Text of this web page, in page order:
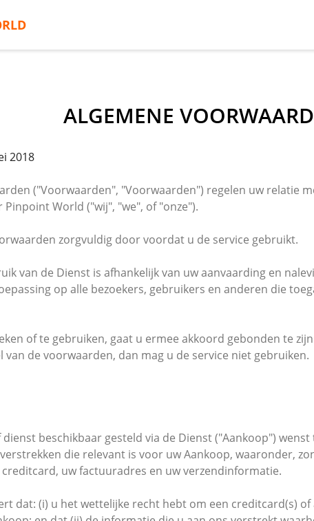
ALGEMENE
2018
("Voorwaarden", "Voorwaarden") regelen uw relatie
World ("wij", "we", of "onze").
zorgvuldig door voordat u de service gebruikt.
van de Dienst is afhankelijk van uw aanvaarding en
op alle bezoekers, gebruikers en anderen die
of te gebruiken, gaat u ermee akkoord gebonden te
van de voorwaarden, dan mag u de service niet gebruiken.
beschikbaar gesteld via de Dienst ("Aankoop")
die relevant is voor uw Aankoop, waaronder,
uw factuuradres en uw verzendinformatie.
dat: (i) u het wettelijke recht hebt om een creditcard(s)